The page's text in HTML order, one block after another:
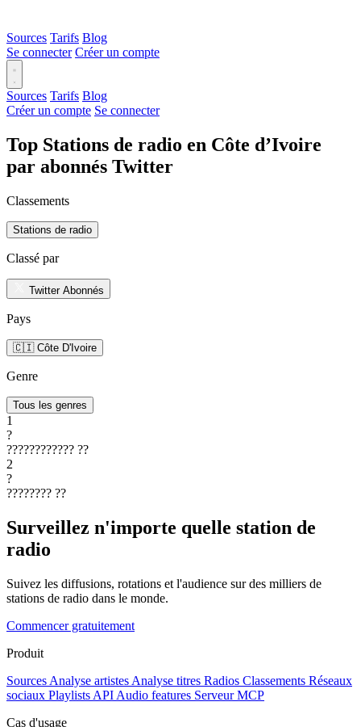
Sources Tarifs Blog
Se connecter Créer un compte
Sources Tarifs Blog
Créer un compte Se connecter
Top Stations de radio en Côte d’Ivoire
par abonnés Twitter
Classements
Stations de radio
Classé par
Twitter Abonnés
Pays
🇨🇮 Côte D'Ivoire
Genre
Tous les genres
1
?
???????????? ??
2
?
???????? ??
Surveillez n'importe quelle station de
radio
Suivez les diffusions, rotations et l'audience sur des milliers de
stations de radio dans le monde.
Commencer gratuitement
Produit
Sources Analyse artistes Analyse titres Radios Classements Réseaux
sociaux Playlists API Audio features Serveur MCP
Cas d'usage